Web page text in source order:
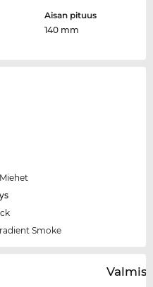
Aisan pituus
140 mm
Smoke